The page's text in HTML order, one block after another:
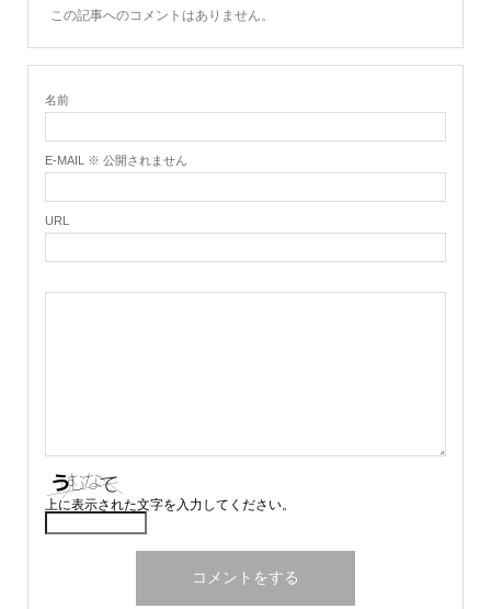
この記事へのコメントはありません。
名前
E-MAIL ※ 公開されません
URL
上に表示された文字を入力してください。